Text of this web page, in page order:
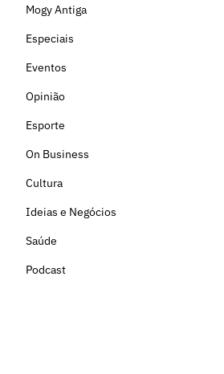
Mogy Antiga
Especiais
Eventos
Opinião
Esporte
On Business
Cultura
Ideias e Negócios
Saúde
Podcast